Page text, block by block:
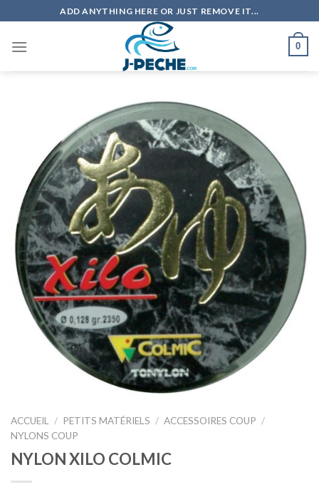
to
content
ADD ANYTHING HERE OR JUST REMOVE IT...
0
ACCUEIL / PETITS MATÉRIELS / ACCESSOIRES COUP /
NYLONS COUP
NYLON XILO COLMIC